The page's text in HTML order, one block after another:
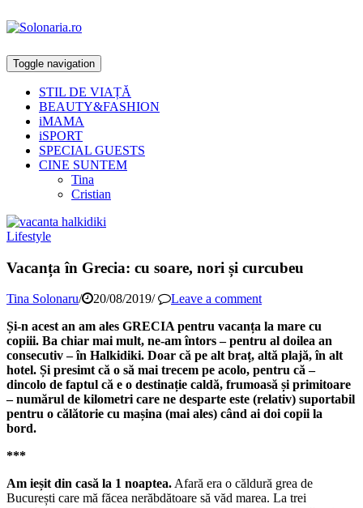
Toggle navigation
STIL DE VIAȚĂ
BEAUTY&FASHION
iMAMA
iSPORT
SPECIAL GUESTS
CINE SUNTEM
Tina
Cristian
Lifestyle
Vacanța în Grecia: cu soare, nori și curcubeu
Tina Solonaru/ 20/08/2019/
Leave a comment
Și-n acest an am ales GRECIA pentru vacanța la mare cu
copiii. Ba chiar mai mult, ne-am întors – pentru al doilea an
consecutiv – în Halkidiki. Doar că pe alt braț, altă plajă, în alt
hotel. Și presimt că o să mai trecem pe acolo, pentru că –
dincolo de faptul că e o destinație caldă, frumoasă și primitoare
– numărul de kilometri care ne desparte este (relativ) suportabil
pentru o călătorie cu mașina (mai ales) când ai doi copii la
bord.
***
Am ieșit din casă la 1 noaptea.Afară era o căldură grea de
București care mă făcea nerăbdătoare să văd marea. La trei